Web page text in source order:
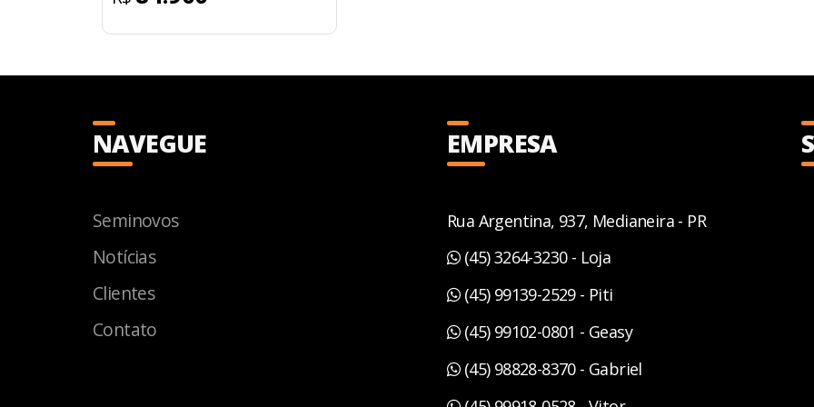
NAVEGUE
Seminovos
Notícias
Clientes
Contato
EMPRESA
Rua Argentina, 937, Medianeira - PR
(45) 3264-3230 - Loja
(45) 99139-2529 - Piti
(45) 99102-0801 - Geasy
(45) 98828-8370 - Gabriel